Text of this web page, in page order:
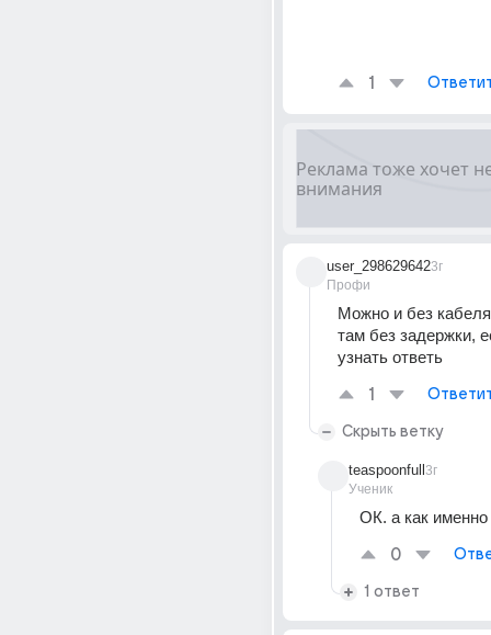
1
user_298629642
Профи
3г
Можно и без
там без задержки,
узнать ответь
1
Скрыть ветку
teaspoonfull
Ученик
3г
ОК. а как именно
0
1 ответ